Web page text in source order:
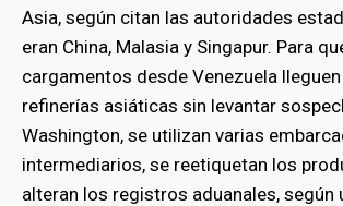
Asia, según citan las autoridades
eran China, Malasia y Singapur. Para
cargamentos desde Venezuela
refinerías asiáticas sin levantar
Washington, se utilizan varias
intermediarios, se reetiquetan los
alteran los registros aduanales, según